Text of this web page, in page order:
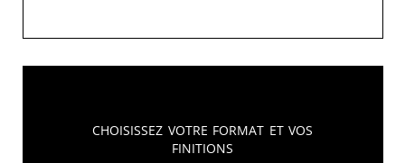
Choisissez votre format et vos
finitions